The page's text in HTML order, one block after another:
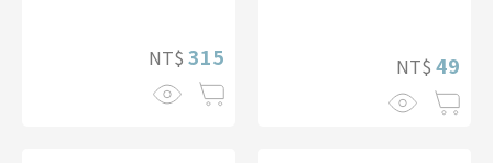
NT$ 315 NT$ 49